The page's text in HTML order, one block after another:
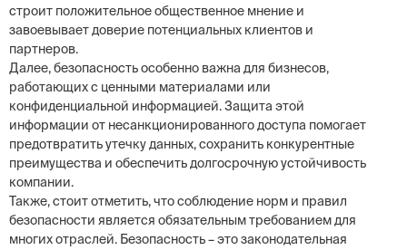
строит положительное общественное мнение и
завоевывает доверие потенциальных клиентов и
партнеров.
Далее, безопасность особенно важна для бизнесов,
работающих с ценными материалами или
конфиденциальной информацией. Защита этой
информации от несанкционированного доступа помогает
предотвратить утечку данных, сохранить конкурентные
преимущества и обеспечить долгосрочную устойчивость
компании.
Также, стоит отметить, что соблюдение норм и правил
безопасности является обязательным требованием для
многих отраслей. Безопасность – это законодательная